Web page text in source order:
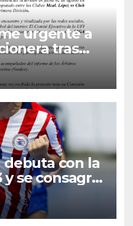
urgente a
tras
primera final
debuta con la
y se consagra